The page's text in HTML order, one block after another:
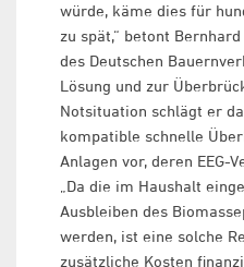
würde, käme dies für
zu spät,“ betont
des Deutschen
Lösung und zur
Notsituation schlägt er
kompatible schnelle
Anlagen vor, deren EEG-
„Da die im Haushalt
Ausbleiben des
werden, ist eine solche
zusätzliche Kosten